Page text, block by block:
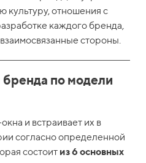
культуру, отношения с
каждого бренда,
стороны.
по модели
и встраивает их в
согласно определенной
состоит из 6 основных